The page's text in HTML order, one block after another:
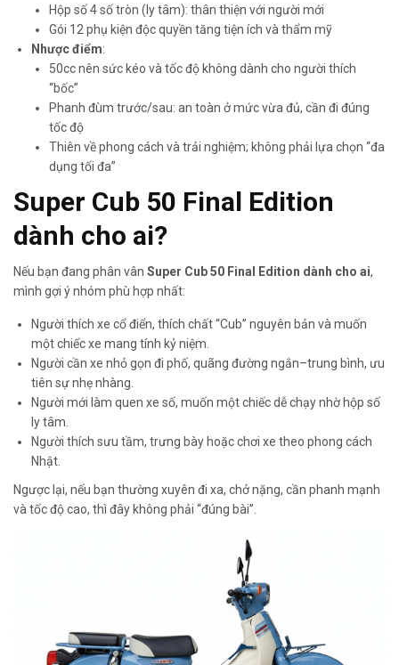
Hộp số 4 số tròn (ly tâm): thân thiện với người mới
Gói 12 phụ kiện độc quyền tăng tiện ích và thẩm mỹ
Nhược điểm:
50cc nên sức kéo và tốc độ không dành cho người thích
“bốc”
Phanh đùm trước/sau: an toàn ở mức vừa đủ, cần đi đúng
tốc độ
Thiên về phong cách và trải nghiệm; không phải lựa chọn “đa
dụng tối đa”
Super Cub 50 Final Edition
dành cho ai?
Nếu bạn đang phân vân Super Cub 50 Final Edition dành cho ai,
mình gợi ý nhóm phù hợp nhất:
Người thích xe cổ điển, thích chất “Cub” nguyên bản và muốn
một chiếc xe mang tính kỷ niệm.
Người cần xe nhỏ gọn đi phố, quãng đường ngắn–trung bình, ưu
tiên sự nhẹ nhàng.
Người mới làm quen xe số, muốn một chiếc dễ chạy nhờ hộp số
ly tâm.
Người thích sưu tầm, trưng bày hoặc chơi xe theo phong cách
Nhật.
Ngược lại, nếu bạn thường xuyên đi xa, chở nặng, cần phanh mạnh
và tốc độ cao, thì đây không phải “đúng bài”.